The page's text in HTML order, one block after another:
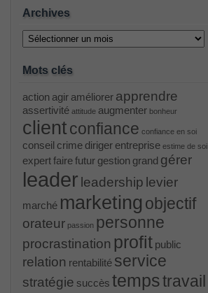
Archives
Archives
Mots clés
action agir améliorer apprendre
assertivité attitude augmenter bonheur
client confiance confiance en soi
conseil crime diriger entreprise estime de soi
expertfairefutur gestion grand gérer
leader leadership levier
marché marketing objectif
orateur passion personne
procrastination profit public
relation rentabilité service
stratégie succès tempstravail